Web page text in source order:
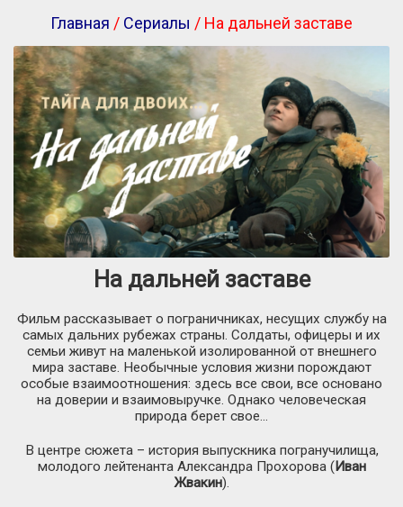
Главная / Сериалы / На дальней заставе
На дальней заставе
Фильм рассказывает о пограничниках, несущих службу на
самых дальних рубежах страны. Солдаты, офицеры и их
семьи живут на маленькой изолированной от внешнего
мира заставе. Необычные условия жизни порождают
особые взаимоотношения: здесь все свои, все основано
на доверии и взаимовыручке. Однако человеческая
природа берет свое…
В центре сюжета – история выпускника погранучилища,
молодого лейтенанта Александра Прохорова (Иван
Жвакин).